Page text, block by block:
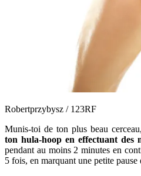
Robertprzybysz / 123RF
Munis-toi de ton plus beau
ton hula-hoop en effectuant des
pendant au moins 2 minutes en
5 fois, en marquant une petite pause